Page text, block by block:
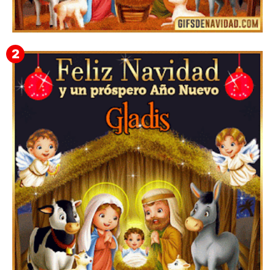
Feliz Navidad y próspero Año Nuevo Edmunda